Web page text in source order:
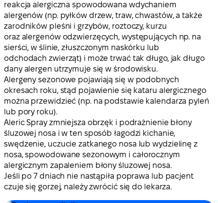
reakcja alergiczna spowodowana wdychaniem
alergenów (np. pyłków drzew, traw, chwastów, a także
zarodników pleśni i grzybów, roztoczy, kurzu
oraz alergenów odzwierzęcych, występujących np. na
sierści, w ślinie, złuszczonym naskórku lub
odchodach zwierząt) i może trwać tak długo, jak długo
dany alergen utrzymuje się w środowisku.
Alergeny sezonowe pojawiają się w podobnych
okresach roku, stąd pojawienie się kataru alergicznego
można przewidzieć (np. na podstawie kalendarza pyleń
lub pory roku).
Aleric Spray zmniejsza obrzęk i podrażnienie błony
śluzowej nosa i w ten sposób łagodzi kichanie,
swędzenie, uczucie zatkanego nosa lub wydzielinę z
nosa, spowodowane sezonowym i całorocznym
alergicznym zapaleniem błony śluzowej nosa.
Jeśli po 7 dniach nie nastąpiła poprawa lub pacjent
czuje się gorzej, należy zwrócić się do lekarza.